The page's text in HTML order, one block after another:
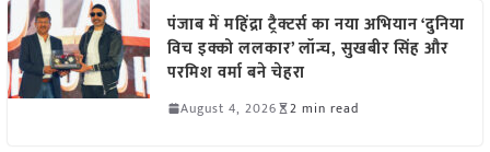
पंजाब में महिंद्रा ट्रैक्टर्स का नया अभियान ‘दुनिया
विच इक्को ललकार’ लॉन्च, सुखबीर सिंह और
परमिश वर्मा बने चेहरा
August 4, 2026 2 min read